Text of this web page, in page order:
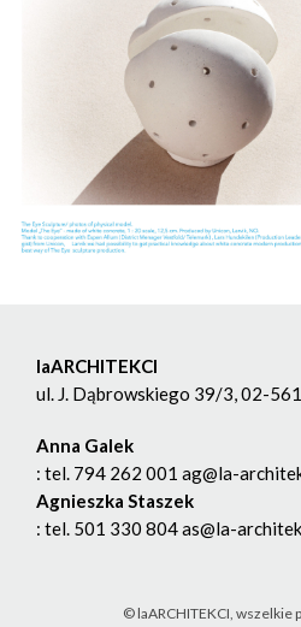
laARCHITEKCI
ul. J. Dąbrowskiego 39/3, 02-
Anna Galek
: tel. 794 262 001 ag@la-
Agnieszka Staszek
: tel. 501 330 804 as@la-
© laARCHITEKCI, wszelkie